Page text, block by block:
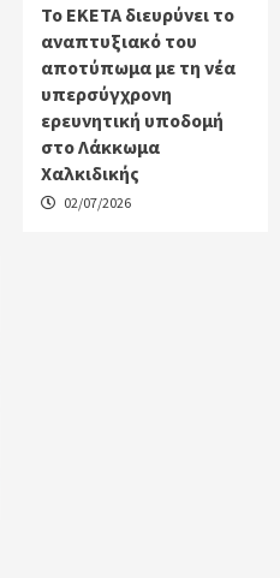
Το ΕΚΕΤΑ διευρύνει το
αναπτυξιακό του
αποτύπωμα με τη νέα
υπερσύγχρονη
ερευνητική υποδομή
στο Λάκκωμα
Χαλκιδικής
02/07/2026